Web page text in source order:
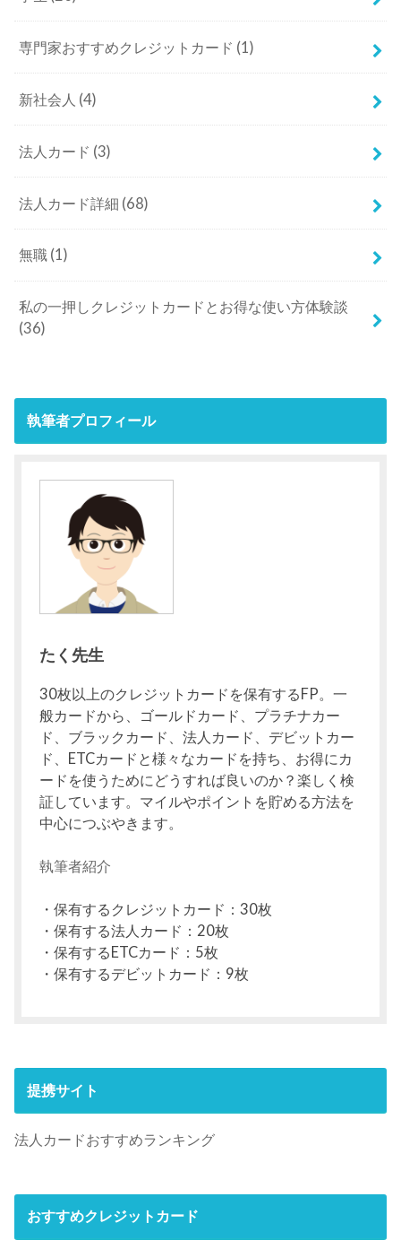
専門家おすすめクレジットカード (1)
新社会人 (4)
法人カード (3)
法人カード詳細 (68)
無職 (1)
私の一押しクレジットカードとお得な使い方体験談
(36)
執筆者プロフィール
たく先生
30枚以上のクレジットカードを保有するFP。一
般カードから、ゴールドカード、プラチナカー
ド、ブラックカード、法人カード、デビットカー
ド、ETCカードと様々なカードを持ち、お得にカ
ードを使うためにどうすれば良いのか？楽しく検
証しています。マイルやポイントを貯める方法を
中心につぶやきます。
執筆者紹介
・保有するクレジットカード：30枚
・保有する法人カード：20枚
・保有するETCカード：5枚
・保有するデビットカード：9枚
提携サイト
法人カードおすすめランキング
おすすめクレジットカード